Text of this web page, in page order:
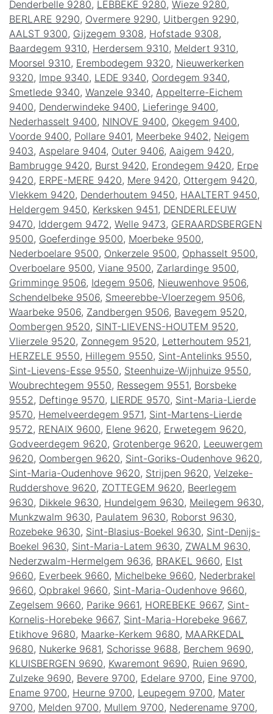
Denderbelle 9280, LEBBEKE 9280, Wieze 9280,
BERLARE 9290, Overmere 9290, Uitbergen 9290,
AALST 9300, Gijzegem 9308, Hofstade 9308,
Baardegem 9310, Herdersem 9310, Meldert 9310,
Moorsel 9310, Erembodegem 9320, Nieuwerkerken
9320, Impe 9340, LEDE 9340, Oordegem 9340,
Smetlede 9340, Wanzele 9340, Appelterre-Eichem
9400, Denderwindeke 9400, Lieferinge 9400,
Nederhasselt 9400, NINOVE 9400, Okegem 9400,
Voorde 9400, Pollare 9401, Meerbeke 9402 , Neigem
9403, Aspelare 9404, Outer 9406, Aaigem 9420,
Bambrugge 9420, Burst 9420, Erondegem 9420, Erpe
9420, ERPE-MERE 9420, Mere 9420, Ottergem 9420,
Vlekkem 9420, Denderhoutem 9450, HAALTERT 9450,
Heldergem 9450, Kerksken 9451, DENDERLEEUW
9470, Iddergem 9472 , Welle 9473, GERAARDSBERGEN
9500, Goeferdinge 9500, Moerbeke 9500,
Nederboelare 9500, Onkerzele 9500, Ophasselt 9500,
Overboelare 9500, Viane 9500, Zarlardinge 9500,
Grimminge 9506, Idegem 9506, Nieuwenhove 9506,
Schendelbeke 9506, Smeerebbe-Vloerzegem 9506,
Waarbeke 9506, Zandbergen 9506, Bavegem 9520,
Oombergen 9520, SINT-LIEVENS-HOUTEM 9520,
Vlierzele 9520, Zonnegem 9520, Letterhoutem 9521,
HERZELE 9550, Hillegem 9550, Sint-Antelinks 9550,
Sint-Lievens-Esse 9550, Steenhuize-Wijnhuize 9550,
Woubrechtegem 9550, Ressegem 9551, Borsbeke
9552 , Deftinge 9570, LIERDE 9570, Sint-Maria-Lierde
9570, Hemelveerdegem 9571, Sint-Martens-Lierde
9572 , RENAIX 9600, Elene 9620, Erwetegem 9620,
Godveerdegem 9620, Grotenberge 9620, Leeuwergem
9620, Oombergen 9620, Sint-Goriks-Oudenhove 9620,
Sint-Maria-Oudenhove 9620, Strijpen 9620, Velzeke-
Ruddershove 9620, ZOTTEGEM 9620, Beerlegem
9630, Dikkele 9630, Hundelgem 9630, Meilegem 9630,
Munkzwalm 9630, Paulatem 9630, Roborst 9630,
Rozebeke 9630, Sint-Blasius-Boekel 9630, Sint-Denijs-
Boekel 9630, Sint-Maria-Latem 9630, ZWALM 9630,
Nederzwalm-Hermelgem 9636, BRAKEL 9660, Elst
9660, Everbeek 9660, Michelbeke 9660, Nederbrakel
9660, Opbrakel 9660, Sint-Maria-Oudenhove 9660,
Zegelsem 9660, Parike 9661, HOREBEKE 9667, Sint-
Kornelis-Horebeke 9667, Sint-Maria-Horebeke 9667,
Etikhove 9680, Maarke-Kerkem 9680, MAARKEDAL
9680, Nukerke 9681, Schorisse 9688, Berchem 9690,
KLUISBERGEN 9690, Kwaremont 9690, Ruien 9690,
Zulzeke 9690, Bevere 9700, Edelare 9700, Eine 9700,
Ename 9700, Heurne 9700, Leupegem 9700, Mater
9700, Melden 9700, Mullem 9700, Nederename 9700,